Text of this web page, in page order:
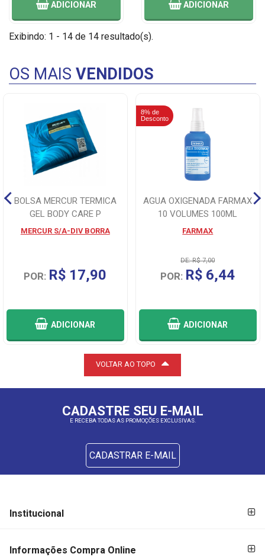
ADICIONAR ADICIONAR
Exibindo: 1 - 14 de 14 resultado(s).
OS MAIS VENDIDOS
BOLSA MERCUR TERMICA
GEL BODY CARE P
MERCUR S/A-DIV BORRA
POR: R$ 17,90
ADICIONAR
8% de
Desconto
AGUA OXIGENADA FARMAX
10 VOLUMES 100ML
FARMAX
DE: R$ 7,00
POR: R$ 6,44
ADICIONAR
VOLTAR AO TOPO
CADASTRE SEU E-MAIL
E RECEBA TODAS AS PROMOÇÕES EXCLUSIVAS.
CADASTRAR E-MAIL
DE
PAGAMENTO
Institucional
Informações Compra Online